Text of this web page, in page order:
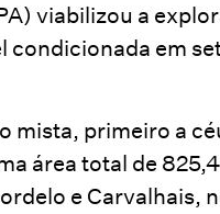
viabilizou a
em
mista, primeiro a
área total de
e Carvalhais,